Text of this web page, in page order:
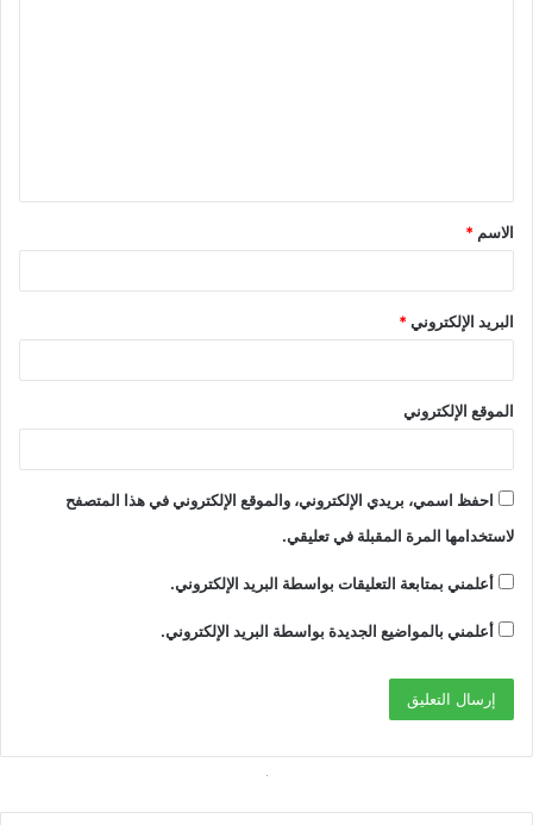
ق
*
الاسم *
البريد الإلكتروني*
الموقع الإلكتروني
احفظ اسمي، بريدي الإلكتروني، والموقع الإلكتروني في هذا المتصفح
لاستخدامها المرة المقبلة في تعليقي.
أعلمني بمتابعة التعليقات بواسطة البريد الإلكتروني.
أعلمني بالمواضيع الجديدة بواسطة البريد الإلكتروني.